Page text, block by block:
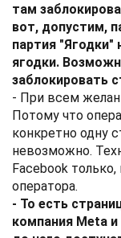
там
вот, допустим,
партия "Ягодки"
ягодки.
заблокировать
- При всем
Потому что
конкретно одну
невозможно.
Facebook
оператора.
- То есть
компания Meta